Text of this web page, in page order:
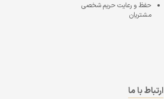
حفظ و رعایت حریم شخصی
مشتریان
ارتباط با ما